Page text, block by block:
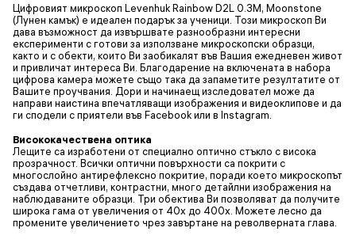
Цифровият микроскоп Levenhuk Rainbow D2L 0.3M, Moonstone
(Лунен камък) е идеален подарък за ученици. Този микроскоп Ви
дава възможност да извършвате разнообразни интересни
експерименти с готови за използване микроскопски образци,
както и с обекти, които Ви заобикалят във Вашия ежедневен живот
и привличат интереса Ви. Благодарение на включената в набора
цифрова камера можете също така да запаметите резултатите от
Вашите проучвания. Дори и начинаещ изследовател може да
направи наистина впечатляващи изображения и видеоклипове и да
ги сподели с приятели във Facebook или в Instagram.
Висококачествена оптика
Лещите са изработени от специално оптично стъкло с висока
прозрачност. Всички оптични повърхности са покрити с
многослойно антирефлексно покритие, поради което микроскопът
създава отчетливи, контрастни, много детайлни изображения на
наблюдаваните образци. Три обектива Ви позволяват да получите
широка гама от увеличения от 40x до 400x. Можете лесно да
промените увеличението чрез завъртане на револверната глава.